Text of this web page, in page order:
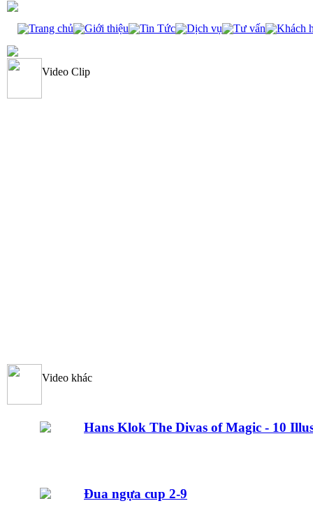
Trang chủ Giới thiệu Tin Tức Dịch vụ Tư vấn Khách
Video Clip
Video khác
Hans Klok The Divas of Magic - 10
Đua ngựa cup 2-9